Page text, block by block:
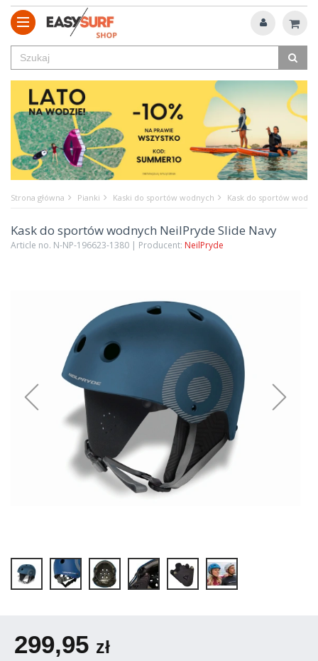
Strona główna Pianki Kaski do sportów wodnych Kask do sportów
Kask do sportów wodnych NeilPryde Slide Navy
Article no. N-NP-196623-1380 | Producent: NeilPryde
299,95 zł